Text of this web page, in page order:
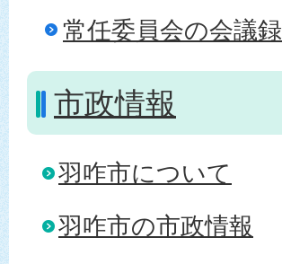
常任委員会の会議録
市政情報
羽咋市について
羽咋市の市政情報